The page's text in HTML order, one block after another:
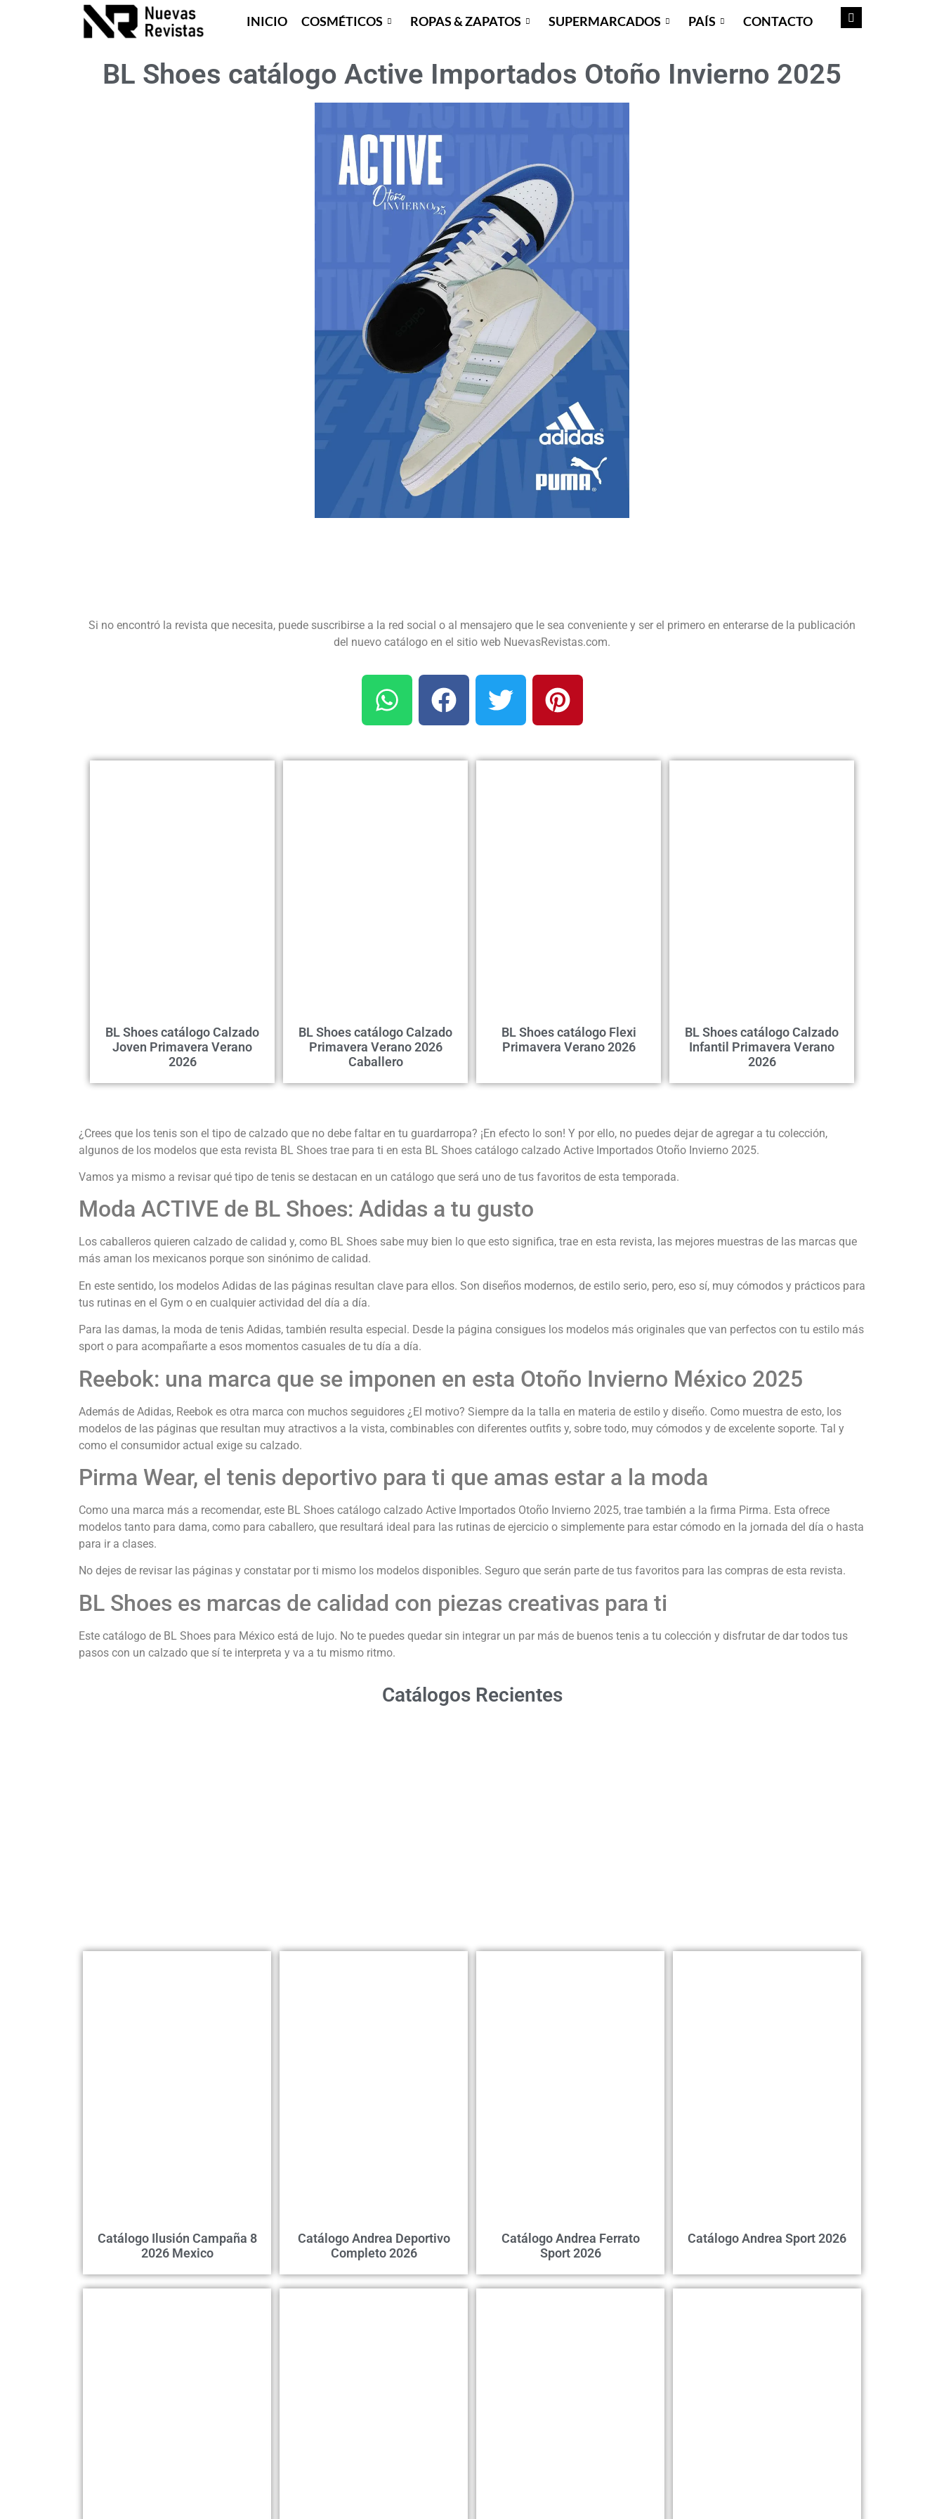
INICIO COSMÉTICOS ROPAS & ZAPATOS SUPERMARCADOS PAÍS CONTACTO
BL Shoes catálogo Active Importados Otoño Invierno 2025
Si no encontró la revista que necesita, puede suscribirse a la red social o al mensajero que le sea conveniente y ser el primero en enterarse de la publicación
del nuevo catálogo en el sitio web NuevasRevistas.com.
BL Shoes catálogo Calzado
Joven Primavera Verano
2026
BL Shoes catálogo Calzado
Primavera Verano 2026
Caballero
BL Shoes catálogo Flexi
Primavera Verano 2026
BL Shoes catálogo Calzado
Infantil Primavera Verano
2026
¿Crees que los tenis son el tipo de calzado que no debe faltar en tu guardarropa? ¡En efecto lo son! Y por ello, no puedes dejar de agregar a tu colección,
algunos de los modelos que esta revista BL Shoes trae para ti en esta BL Shoes catálogo calzado Active Importados Otoño Invierno 2025.
Vamos ya mismo a revisar qué tipo de tenis se destacan en un catálogo que será uno de tus favoritos de esta temporada.
Moda ACTIVE de BL Shoes: Adidas a tu gusto
Los caballeros quieren calzado de calidad y, como BL Shoes sabe muy bien lo que esto significa, trae en esta revista, las mejores muestras de las marcas que
más aman los mexicanos porque son sinónimo de calidad.
En este sentido, los modelos Adidas de las páginas resultan clave para ellos. Son diseños modernos, de estilo serio, pero, eso sí, muy cómodos y prácticos para
tus rutinas en el Gym o en cualquier actividad del día a día.
Para las damas, la moda de tenis Adidas, también resulta especial. Desde la página consigues los modelos más originales que van perfectos con tu estilo más
sport o para acompañarte a esos momentos casuales de tu día a día.
Reebok: una marca que se imponen en esta Otoño Invierno México 2025
Además de Adidas, Reebok es otra marca con muchos seguidores ¿El motivo? Siempre da la talla en materia de estilo y diseño. Como muestra de esto, los
modelos de las páginas que resultan muy atractivos a la vista, combinables con diferentes outfits y, sobre todo, muy cómodos y de excelente soporte. Tal y
como el consumidor actual exige su calzado.
Pirma Wear, el tenis deportivo para ti que amas estar a la moda
Como una marca más a recomendar, este BL Shoes catálogo calzado Active Importados Otoño Invierno 2025, trae también a la firma Pirma. Esta ofrece
modelos tanto para dama, como para caballero, que resultará ideal para las rutinas de ejercicio o simplemente para estar cómodo en la jornada del día o hasta
para ir a clases.
No dejes de revisar las páginas y constatar por ti mismo los modelos disponibles. Seguro que serán parte de tus favoritos para las compras de esta revista.
BL Shoes es marcas de calidad con piezas creativas para ti
Este catálogo de BL Shoes para México está de lujo. No te puedes quedar sin integrar un par más de buenos tenis a tu colección y disfrutar de dar todos tus
pasos con un calzado que sí te interpreta y va a tu mismo ritmo.
Catálogos Recientes
Catálogo Ilusión Campaña 8
2026 Mexico
Catálogo Andrea Deportivo
Completo 2026
Catálogo Andrea Ferrato
Sport 2026
Catálogo Andrea Sport 2026